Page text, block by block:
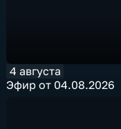
4 августа
Эфир от 04.08.2026